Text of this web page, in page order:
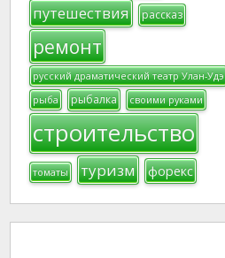
путешествия рассказ
ремонт
русский драматический театр Улан-Удэ
рыба
рыбалка своими руками
строительство
томаты туризм форекс